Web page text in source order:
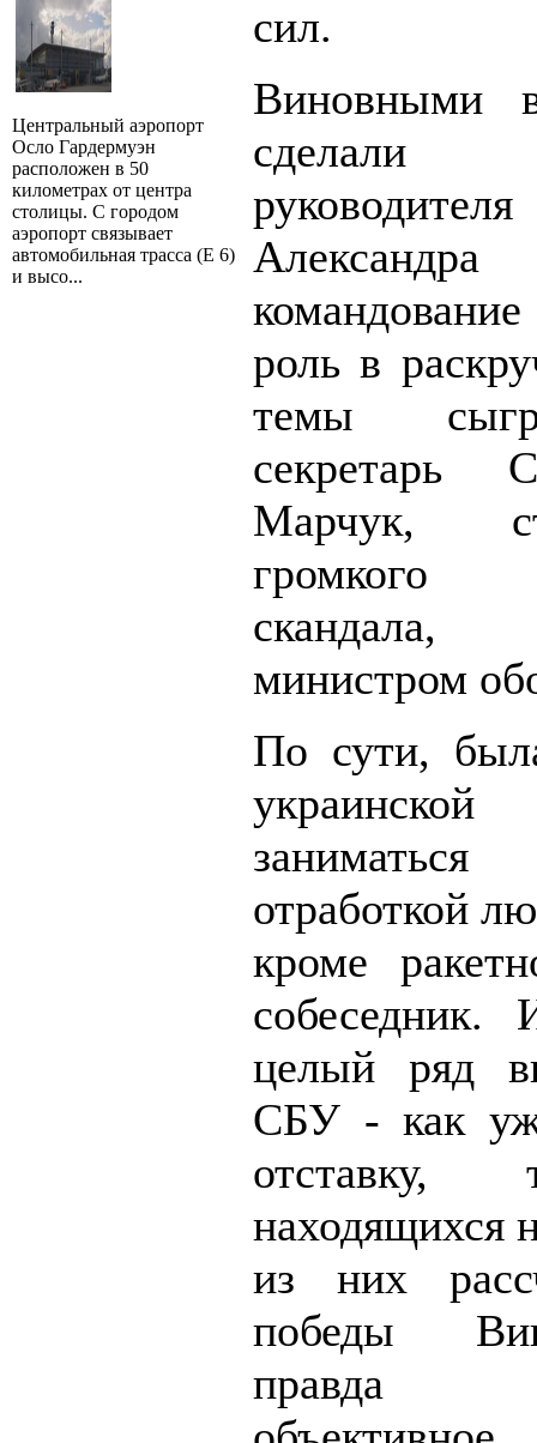
Центральный аэропорт
Осло Гардермуэн
расположен в 50
километрах от центра
столицы. С городом
аэропорт связывает
автомобильная трасса (E 6)
и высо...
сил.
Виновными
сделали
роль в
темы
секретарь
Марчук,
громкого
министром
По сути,
отработкой
кроме
целый ряд
СБУ - как
находящихся
из них
победы
правда